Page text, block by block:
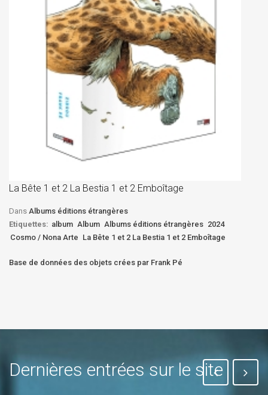
La Bête 1 et 2 La Bestia 1 et 2 Emboîtage
Dans Albums éditions étrangères
Etiquettes: album Album Albums éditions étrangères 2024
Cosmo / Nona Arte La Bête 1 et 2 La Bestia 1 et 2 Emboîtage
Base de données des objets crées par Frank Pé
Dernières entrées sur le site